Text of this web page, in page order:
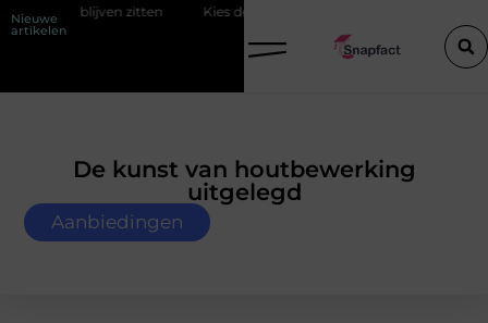
Nieuwe
artikelen
Kies de perfecte tussenjas voor heren
De kunst van houtbewerking
uitgelegd
Aanbiedingen